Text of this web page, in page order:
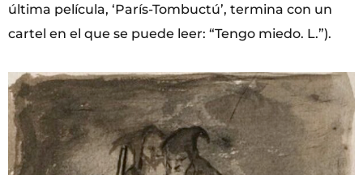
última película, ‘París-Tombuctú’, termina con un
cartel en el que se puede leer: “Tengo miedo. L.”).